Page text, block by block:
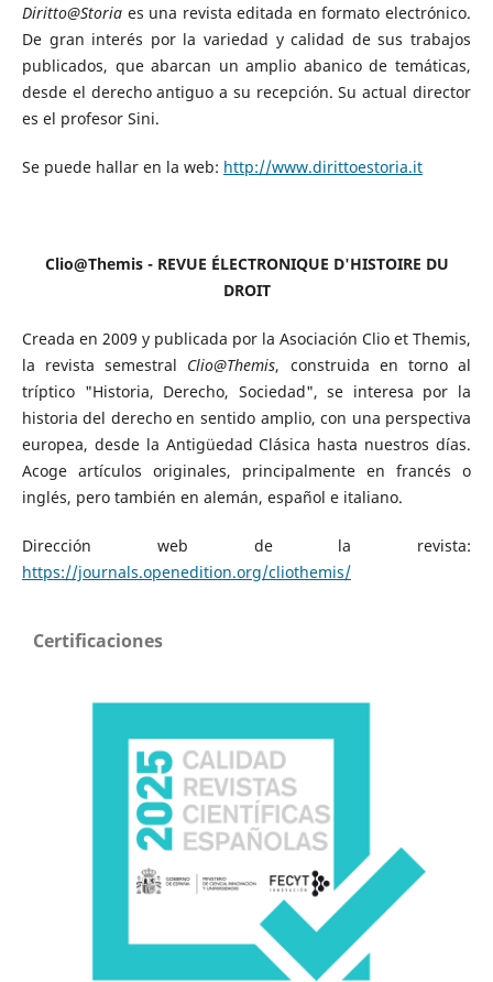
Diritto@Storiaes una revista editada en formato electrónico.
De gran interés por la variedad y calidad de sus trabajos
publicados, que abarcan un amplio abanico de temáticas,
desde el derecho antiguo a su recepción. Su actual director
es el profesor Sini.
Se puede hallar en la web: http://www.dirittoestoria.it
Clio@Themis - REVUE ÉLECTRONIQUE D'HISTOIRE DU
DROIT
Creada en 2009 y publicada por la Asociación Clio et Themis,
la revista semestral Clio@Themis, construida en torno al
tríptico "Historia, Derecho, Sociedad", se interesa por la
historia del derecho en sentido amplio, con una perspectiva
europea, desde la Antigüedad Clásica hasta nuestros días.
Acoge artículos originales, principalmente en francés o
inglés, pero también en alemán, español e italiano.
Dirección web de la revista:
https://journals.openedition.org/cliothemis/
Certificaciones